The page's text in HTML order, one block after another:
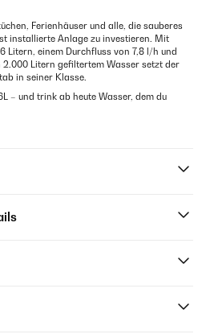
Ferienhäuser und alle, die sauberes
installierte Anlage zu investieren. Mit
Litern, einem Durchfluss von 7,8 l/h und
Litern gefiltertem Wasser setzt der
in seiner Klasse.
– und trink ab heute Wasser, dem du